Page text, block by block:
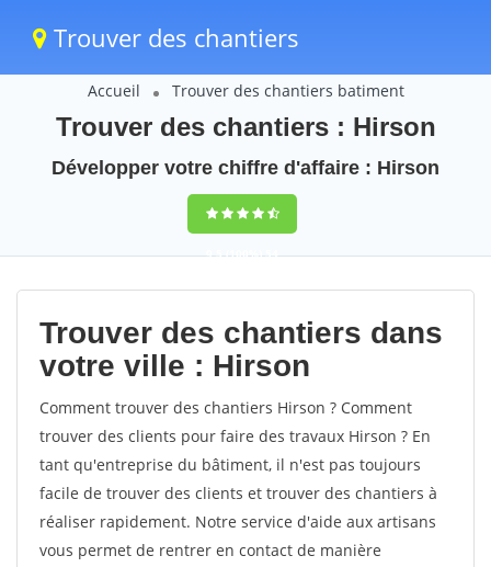
Trouver des chantiers
Accueil Trouver des chantiers batiment
Trouver des chantiers : Hirson
Développer votre chiffre d'affaire : Hirson
9,5(100%)54
votes
Trouver des chantiers dans
votre ville : Hirson
Comment trouver des chantiers Hirson ? Comment
trouver des clients pour faire des travaux Hirson ? En
tant qu'entreprise du bâtiment, il n'est pas toujours
facile de trouver des clients et trouver des chantiers à
réaliser rapidement. Notre service d'aide aux artisans
vous permet de rentrer en contact de manière